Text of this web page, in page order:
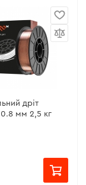
дріт
мм 2,5 кг